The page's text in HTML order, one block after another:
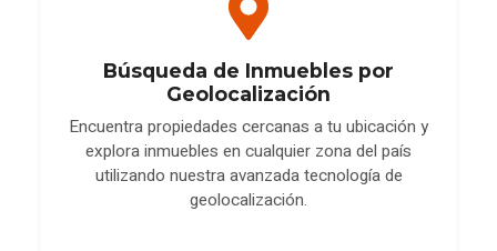
Búsqueda de Inmuebles por
Geolocalización
Encuentra propiedades cercanas a tu ubicación y
explora inmuebles en cualquier zona del país
utilizando nuestra avanzada tecnología de
geolocalización.